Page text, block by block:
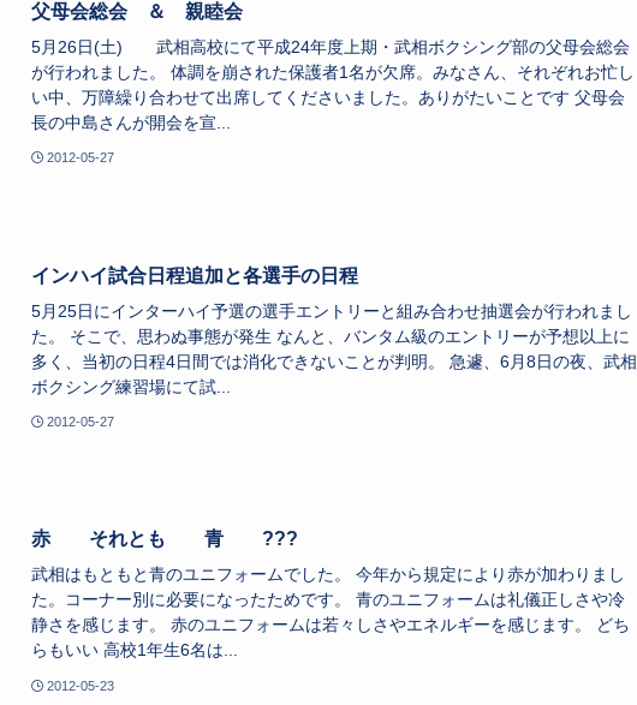
父母会総会 ＆ 親睦会
5月26日(土) 武相高校にて平成24年度上期・武相ボクシング部の父母会総会
が行われました。 体調を崩された保護者1名が欠席。みなさん、それぞれお忙し
い中、万障繰り合わせて出席してくださいました。ありがたいことです 父母会
長の中島さんが開会を宣...
2012-05-27
インハイ試合日程追加と各選手の日程
5月25日にインターハイ予選の選手エントリーと組み合わせ抽選会が行われまし
た。 そこで、思わぬ事態が発生 なんと、バンタム級のエントリーが予想以上に
多く、当初の日程4日間では消化できないことが判明。 急遽、6月8日の夜、武相
ボクシング練習場にて試...
2012-05-27
赤 それとも 青 ???
武相はもともと青のユニフォームでした。 今年から規定により赤が加わりまし
た。コーナー別に必要になったためです。 青のユニフォームは礼儀正しさや冷
静さを感じます。 赤のユニフォームは若々しさやエネルギーを感じます。 どち
らもいい 高校1年生6名は...
2012-05-23